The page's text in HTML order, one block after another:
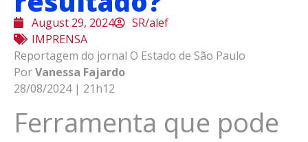
August 29, 2024
SR/alef
IMPRENSA
Reportagem do jornal O Estado de São Paulo
PorVanessa Fajardo
28/08/2024 | 21h12
Ferramenta que pode